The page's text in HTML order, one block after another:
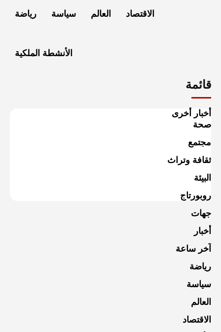
رياضة سياسة العالم الاقتصاد
الأنشطة الملكية
قائمة
أخبار أخرى
صحة
مجتمع
ثقافة وتراث
البيئة
روبورتاج
جهات
أخبار
آخر ساعة
رياضة
سياسة
العالم
الاقتصاد